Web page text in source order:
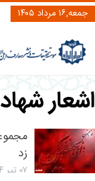
جمعه,۱۶ مرداد ۱۴۰۵
اشعار
زد
۰۷ تیر ۱۴۰۴